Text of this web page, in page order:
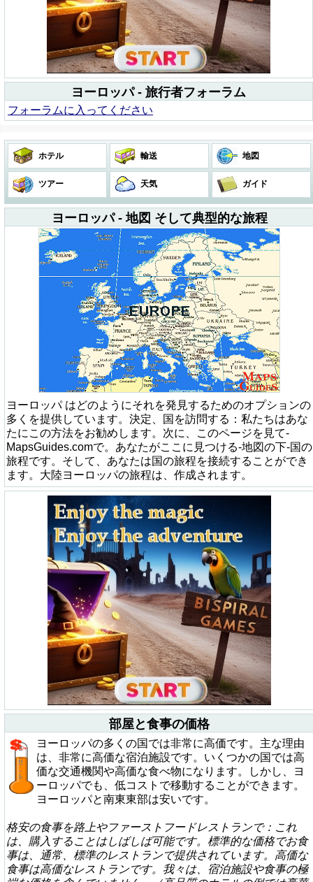
ヨーロッパ - 旅行者フォーラム
フォーラムに入ってください
ホテル 輸送 地図
ツアー 天気 ガイド
ヨーロッパ - 地図 そして典型的な旅程
ヨーロッパ はどのようにそれを発見するためのオプションの
多くを提供しています。決定、国を訪問する：私たちはあな
たにこの方法をお勧めします。次に、このページを見て-
MapsGuides.comで。あなたがここに見つける-地図の下-国の
旅程です。そして、あなたは国の旅程を接続することができ
ます。大陸ヨーロッパの旅程は、作成されます。
部屋と食事の価格
ヨーロッパの多くの国では非常に高価です。主な理由
は、非常に高価な宿泊施設です。いくつかの国では高
価な交通機関や高価な食べ物になります。しかし、ヨ
ーロッパでも、低コストで移動することができます。
ヨーロッパと南東東部は安いです。
格安の食事を路上やファーストフードレストランで：これ
は、購入することはしばしば可能です。標準的な価格でお食
事は、通常、標準のレストランで提供されています。高価な
食事は高価なレストランです。我々は、宿泊施設や食事の極